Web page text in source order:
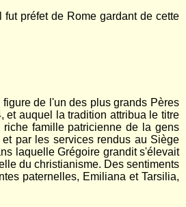
préfet de Rome gardant de cette
de l'un des plus grands Pères
et auquel la tradition attribua le titre
famille patricienne de la gens
par les services rendus au Siège
laquelle Grégoire grandit s'élevait
du christianisme. Des sentiments
paternelles, Emiliana et Tarsilia,